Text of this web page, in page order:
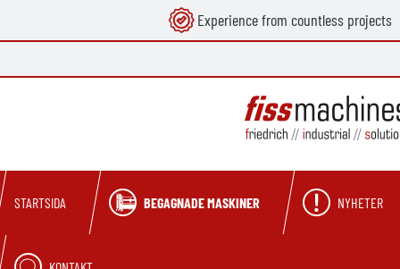
Hoppa till huvudnavigeringExperience from countless projects
STARTSIDA BEGAGNADE MASKINER NYHETER